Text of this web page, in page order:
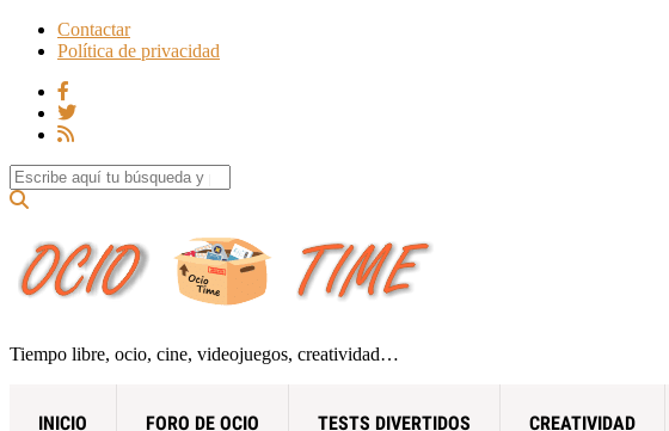
Contactar
Política de privacidad
Search for:
Tiempo libre, ocio, cine, videojuegos, creatividad…
INICIO FORO DE OCIO TESTS DIVERTIDOS CREATIVIDAD